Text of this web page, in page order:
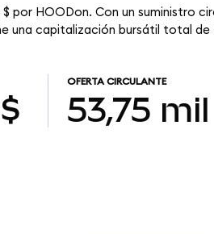
por HOODon. Con un suministro
una capitalización bursátil total de
OFERTA CIRCULANTE
53,75 mil